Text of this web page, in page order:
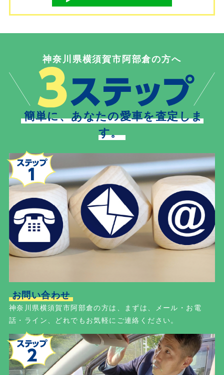
神奈川県横須賀市阿部倉の方へ
簡単に、あなたの愛車を査定しま
す。
お問い合わせ
神奈川県横須賀市阿部倉の方は、まずは、メール・お電
話・ライン、どれでもお気軽にご連絡ください。